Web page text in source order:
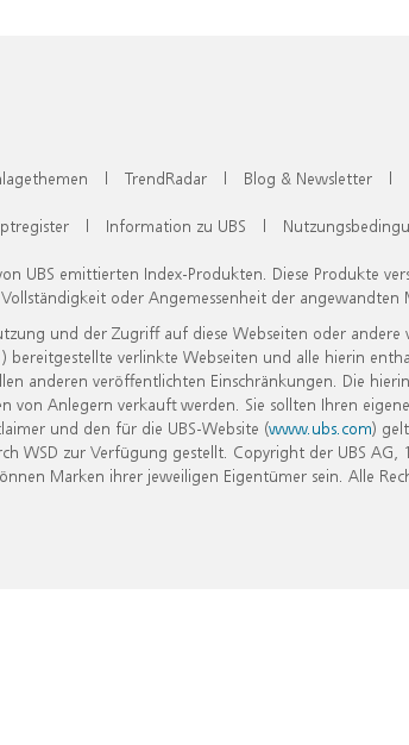
| TrendRadar | Blog & Newsletter |
| Information zu UBS |
UBS emittierten Index-Produkten. Diese Produkte
oder Angemessenheit der angewandten
und der Zugriff auf diese Webseiten oder andere
verlinkte Webseiten und alle hierin
anderen veröffentlichten Einschränkungen. Die
Anlegern verkauft werden. Sie sollten Ihren
und den für die UBS-Website (www.ubs.com)
zur Verfügung gestellt. Copyright der UBS AG,
Marken ihrer jeweiligen Eigentümer sein. Alle